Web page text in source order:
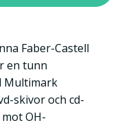
Faber-Castell
en tunn
Multimark
skivor och cd-
OH-